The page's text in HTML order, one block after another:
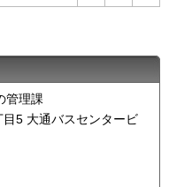
管理課
5 大通バスセンタービ